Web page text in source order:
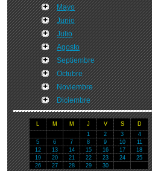
Mayo
Junio
Julio
Agosto
Septiembre
Octubre
Noviembre
Diciembre
L M M J V S
D
1
2 3
4
5
6 7 8 9 10
11
12
13 14 15 16 17
18
19
20 21 22 23 24
25
26
27 28 29 30